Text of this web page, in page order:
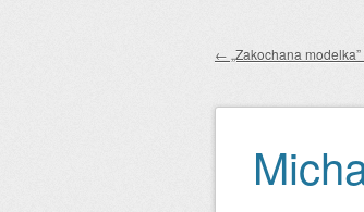
Zobacz
← „Zakochana